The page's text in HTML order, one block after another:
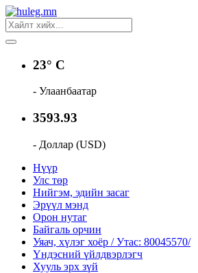
23° C
- Улаанбаатар
3593.93
- Доллар (USD)
Нүүр
Улс төр
Нийгэм, эдийн засаг
Эрүүл мэнд
Орон нутаг
Байгаль орчин
Уяач, хүлэг хоёр / Утас: 80045570/
Үндэсний үйлдвэрлэгч
Хууль эрх зүй